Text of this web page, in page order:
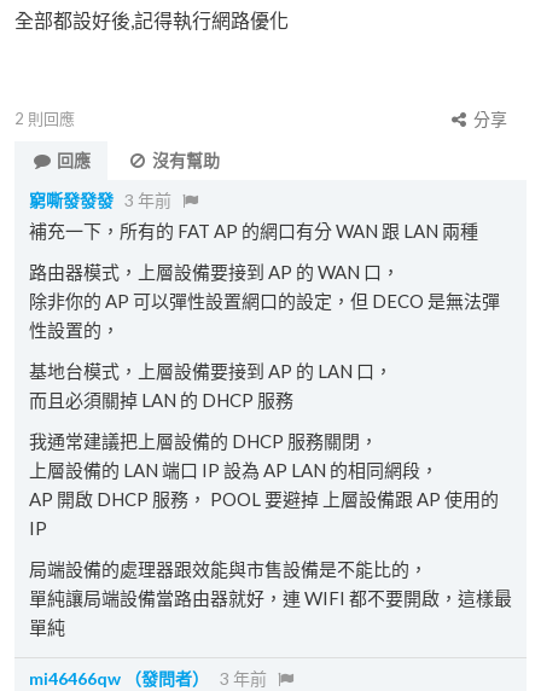
全部都設好後,記得執行網路優化
2 則回應
分享
回應
沒有幫助
窮嘶發發發 3 年前
補充一下，所有的 FAT AP 的網口有分 WAN 跟 LAN 兩種
路由器模式，上層設備要接到 AP 的 WAN 口，
除非你的 AP 可以彈性設置網口的設定，但 DECO 是無法彈
性設置的，
基地台模式，上層設備要接到 AP 的 LAN 口，
而且必須關掉 LAN 的 DHCP 服務
我通常建議把上層設備的 DHCP 服務關閉，
上層設備的 LAN 端口 IP 設為 AP LAN 的相同網段，
AP 開啟 DHCP 服務， POOL 要避掉 上層設備跟 AP 使用的
IP
局端設備的處理器跟效能與市售設備是不能比的，
單純讓局端設備當路由器就好，連 WIFI 都不要開啟，這樣最
單純
mi46466qw （發問者） 3 年前